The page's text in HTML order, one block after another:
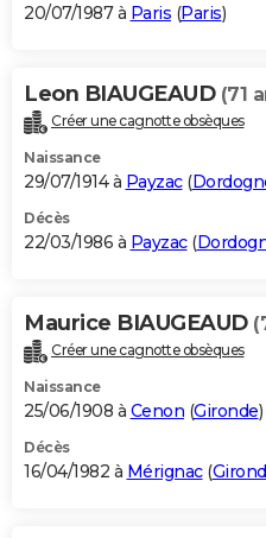
20/07/1987 à Paris (Paris)
Leon BIAUGEAUD (71
Créer une cagnotte obsèques
Naissance
29/07/1914 à Payzac(
Décès
22/03/1986 à Payzac(
Maurice BIAUGEAUD
Créer une cagnotte obsèques
Naissance
25/06/1908 à Cenon (Gironde)
Décès
16/04/1982 à Mérignac(